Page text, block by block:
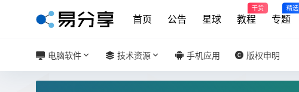
首页 公告 星球 教程
干货
专题
精选
电脑软件 技术资源 手机应用 版权申明